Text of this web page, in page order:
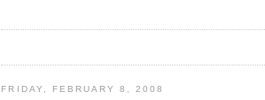
FRIDAY, FEBRUARY 8, 2008